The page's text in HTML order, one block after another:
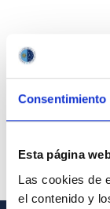
Consentimiento
Esta página
Las cookies de
el contenido y